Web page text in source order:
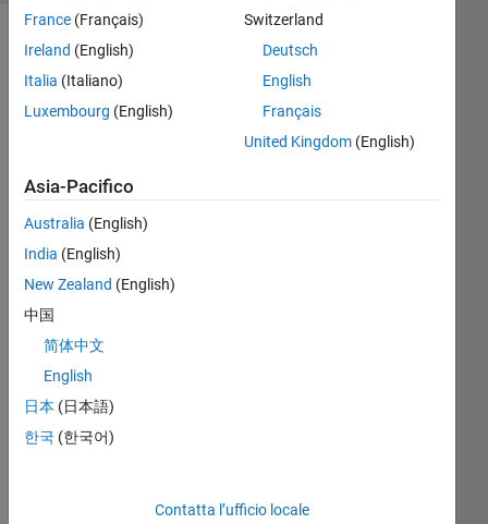
Mostra
commenti
meno
recenti
hell
o i
ate
d
an
scri
pt
France (Français)
Ireland (English)
Italia (Italiano)
Luxembourg (English)
Switzerland
Deutsch
English
Français
United Kingdom(English)
Asia-Pacifico
Australia (English)
India (English)
New Zealand (English)
中国
简体中文
English
日本 (日本語)
한국 (한국어)
Contatta l’ufficio locale